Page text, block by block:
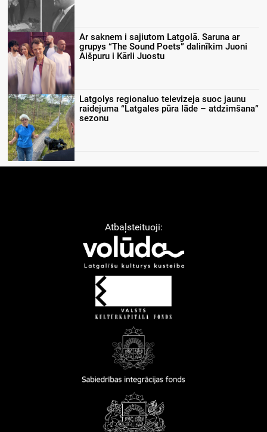
Ar saknem i sajiutom Latgolā. Saruna ar
grupys “The Sound Poets” dalinīkim Juoni
Aišpuru i Kārli Juostu
Latgolys regionaluo televizeja suoc jaunu
raidejuma “Latgales pūra lāde – atdzimšana”
sezonu
Atbaļsteituoji: